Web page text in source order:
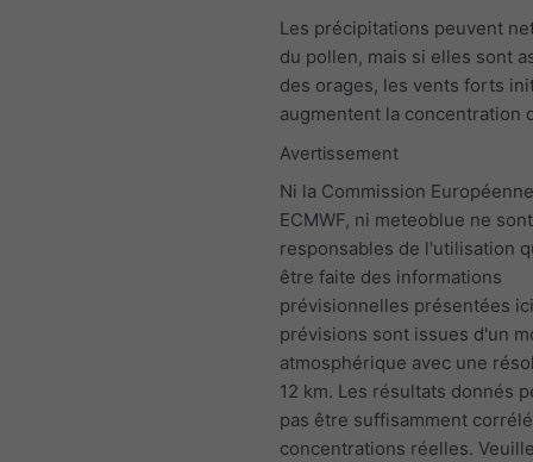
Les précipitations peuvent
du pollen, mais si elles sont
des orages, les vents forts
augmentent la concentration
Avertissement
Ni la Commission
ECMWF, ni meteoblue ne sont
responsables de l'utilisation
être faite des informations
prévisionnelles présentées
prévisions sont issues d'un
atmosphérique avec une
12 km. Les résultats donnés
pas être suffisamment
concentrations réelles.